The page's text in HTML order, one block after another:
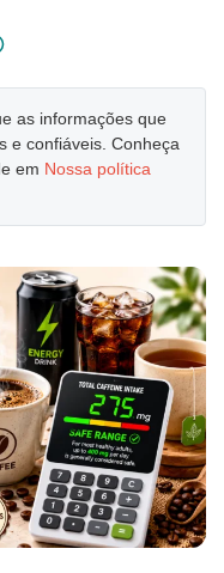
as informações que
e confiáveis. Conheça
em Nossa política